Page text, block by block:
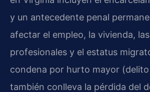
y un antecedente penal
afectar el empleo, la vivienda,
profesionales y el estatus
condena por hurto mayor
también conlleva la pérdida del